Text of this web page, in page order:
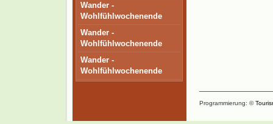
Wander -
Wohlfühlwochenende
Wander -
Wohlfühlwochenende
Wander -
Wohlfühlwochenende
Programmierung: ©